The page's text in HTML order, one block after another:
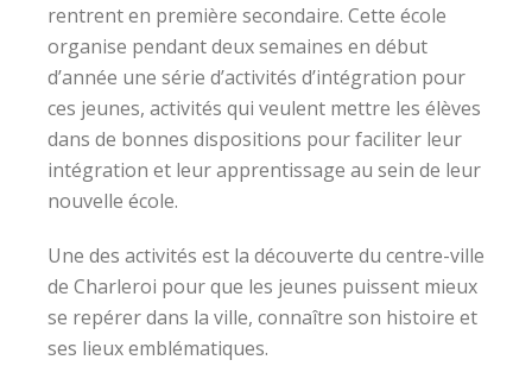
rentrent en première secondaire. Cette école
organise pendant deux semaines en début
d’année une série d’activités d’intégration pour
ces jeunes, activités qui veulent mettre les élèves
dans de bonnes dispositions pour faciliter leur
intégration et leur apprentissage au sein de leur
nouvelle école.
Une des activités est la découverte du centre-ville
de Charleroi pour que les jeunes puissent mieux
se repérer dans la ville, connaître son histoire et
ses lieux emblématiques.